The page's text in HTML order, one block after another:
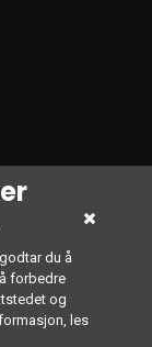
du å
forbedre
og
les